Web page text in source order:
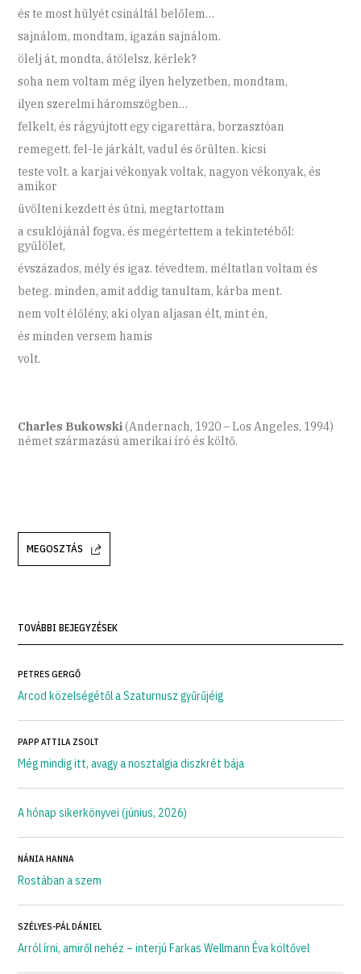
és te most hülyét csináltál belőlem…
sajnálom, mondtam, igazán sajnálom.
ölelj át, mondta, átölelsz, kérlek?
soha nem voltam még ilyen helyzetben, mondtam,
ilyen szerelmi háromszögben…
felkelt, és rágyújtott egy cigarettára, borzasztóan
remegett. fel-le járkált, vadul és őrülten. kicsi
teste volt. a karjai vékonyak voltak, nagyon vékonyak, és
amikor
üvölteni kezdett és ütni, megtartottam
a csuklójánál fogva, és megértettem a tekintetéből:
gyűlölet,
évszázados, mély és igaz. tévedtem, méltatlan voltam és
beteg. minden, amit addig tanultam, kárba ment.
nem volt élőlény, aki olyan aljasan élt, mint én,
és minden versem hamis
volt.
Charles Bukowski(Andernach, 1920 – Los Angeles, 1994)
német származású amerikai író és költő.
MEGOSZTÁS
TOVÁBBI BEJEGYZÉSEK
PETRES GERGŐ
Arcod közelségétől a Szaturnusz gyűrűjéig
PAPP ATTILA ZSOLT
Még mindig itt, avagy a nosztalgia diszkrét bája
A hónap sikerkönyvei (június, 2026)
NÁNIA HANNA
Rostában a szem
SZÉLYES-PÁL DÁNIEL
Arról írni, amiről nehéz – interjú Farkas Wellmann Éva költővel